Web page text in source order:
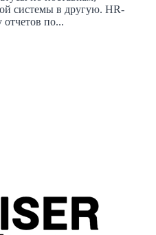
системы в другую. HR-
по...